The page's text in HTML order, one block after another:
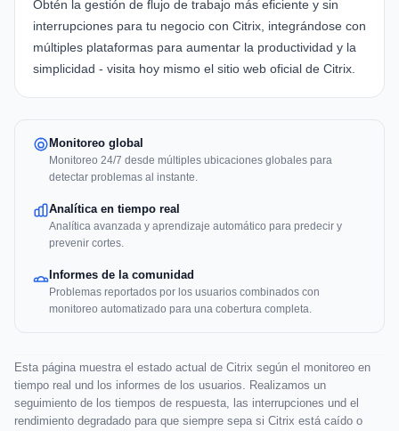
Obtén la gestión de flujo de trabajo más eficiente y sin
interrupciones para tu negocio con Citrix, integrándose con
múltiples plataformas para aumentar la productividad y la
simplicidad - visita hoy mismo el sitio web oficial de Citrix.
Monitoreo global
Monitoreo 24/7 desde múltiples ubicaciones globales para
detectar problemas al instante.
Analítica en tiempo real
Analítica avanzada y aprendizaje automático para predecir y
prevenir cortes.
Informes de la comunidad
Problemas reportados por los usuarios combinados con
monitoreo automatizado para una cobertura completa.
Esta página muestra el estado actual de Citrix según el monitoreo en
tiempo real und los informes de los usuarios. Realizamos un
seguimiento de los tiempos de respuesta, las interrupciones und el
rendimiento degradado para que siempre sepa si Citrix está caído o